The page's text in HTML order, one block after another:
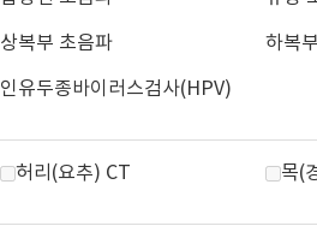
상복부 초음파 하복
인유두종바이러스검사(HPV)
허리(요추) CT 목(